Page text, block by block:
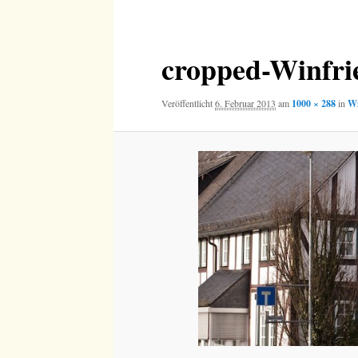
cropped-
Veröffentlicht6. Februar 2013 am 1000 × 288in